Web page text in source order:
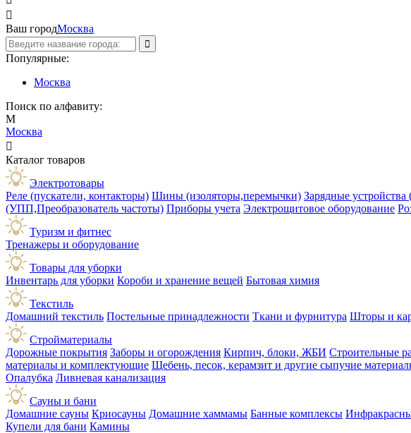

Ваш городМосква
Популярные:
Москва
Поиск по алфавиту:
М
Москва

Каталог товаров
Электротовары
Реле (пускатели, контакторы) Шины (изоляторы,перемычки) Зарядные
(УПП,Преобразователь частоты) Приборы учета Электрощитовое оборудование
Туризм и фитнес
Тренажеры и оборудование
Товары для уборки
Инвентарь для уборки Короби и хранение вещей Бытовая химия
Текстиль
Домашний текстиль Постельные принадлежности Ткани и фурнитура Шторы и
Стройматериалы
Дорожные покрытия Заборы и огорождения Кирпич, блоки, ЖБИ Строительные
материалы и комплектующие Щебень, песок, керамзит и другие сыпучие
Опалубка Ливневая канализация
Сауны и бани
Домашние сауны Криосауны Домашние хаммамы Банные комплексы
Купели для бани Камины